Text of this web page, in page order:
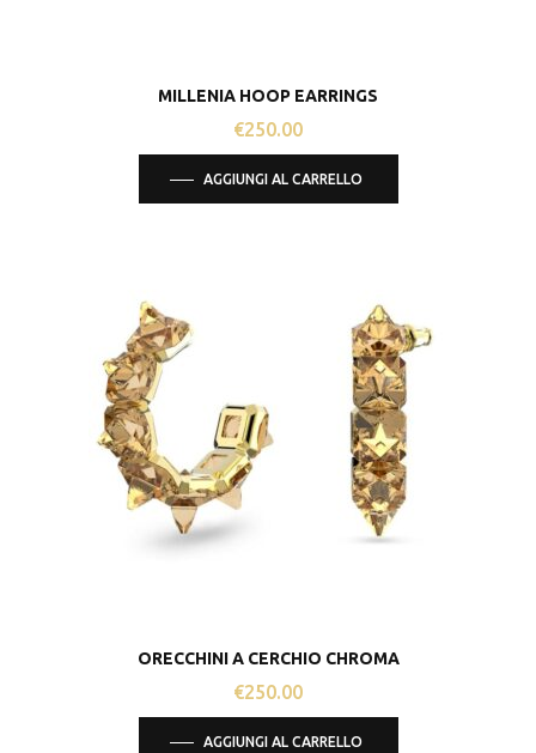
MILLENIA HOOP EARRINGS
€250.00
AGGIUNGI AL CARRELLO
ORECCHINI A CERCHIO CHROMA
€250.00
AGGIUNGI AL CARRELLO